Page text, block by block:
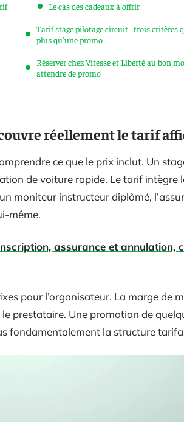
Le cas des cadeaux à offrir
Tarif stage pilotage circuit : trois critères
plus qu’une promo
Réserver chez Vitesse et Liberté au bon
attendre de promo
réellement le tarif
ce que le prix inclut. Un
de voiture rapide. Le tarif intègre
moniteur instructeur diplômé,
même.
assurance et annulation,
pour l’organisateur. La marge de
prestataire. Une promotion de
fondamentalement la structure